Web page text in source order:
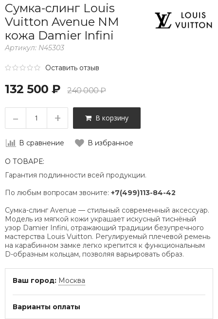
Сумка-слинг Louis
Vuitton Avenue NM
кожа Damier Infini
Артикул: N45303
Оставить отзыв
132 500 ₽ 240 000 ₽
– + В корзину
В сравнение В избранное
О ТОВАРЕ:
Гарантия подлинности всей продукции.
По любым вопросам звоните: +7(499)113-84-42
Сумка-слинг Avenue — стильный современный аксессуар.
Модель из мягкой кожи украшает искусный тиснёный
узор Damier Infini, отражающий традиции безупречного
мастерства Louis Vuitton. Регулируемый плечевой ремень
на карабинном замке легко крепится к функциональным
D-образным кольцам, позволяя варьировать образ.
Ваш город: Москва
Варианты оплаты